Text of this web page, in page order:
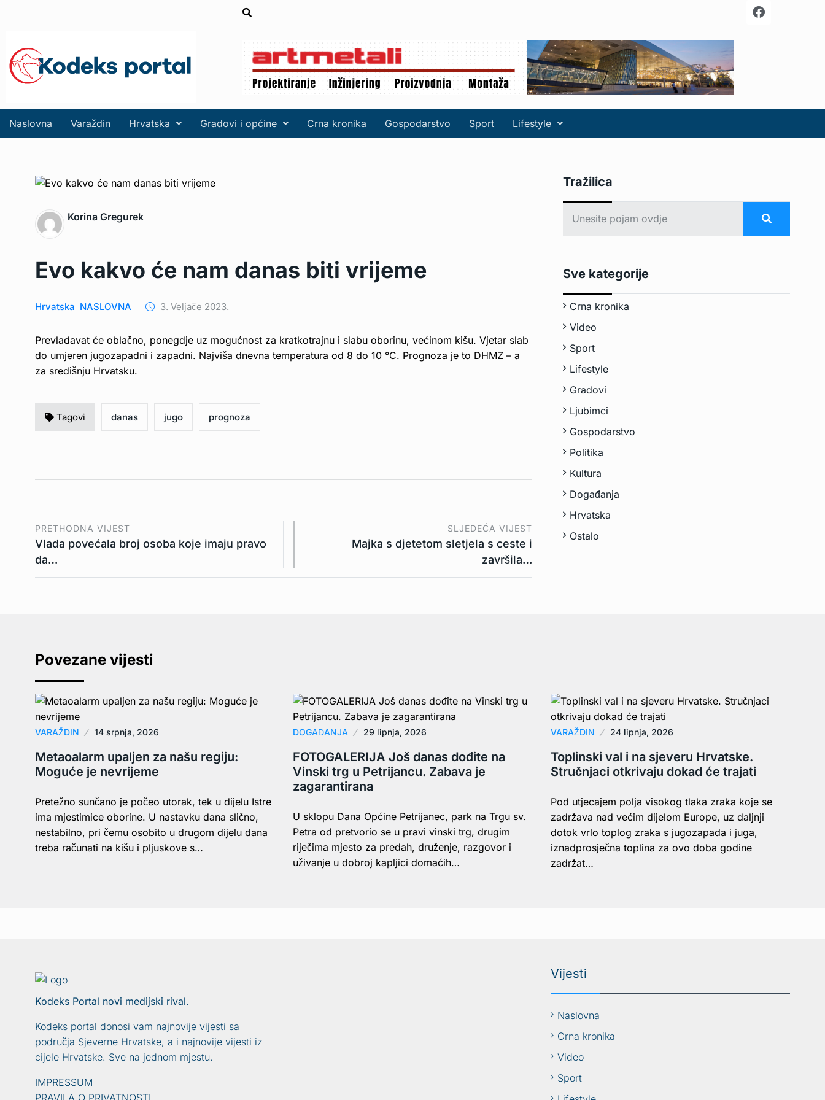
Naslovna Varaždin Hrvatska Gradovi i općine Crna kronika Gospodarstvo Sport Lifestyle
Korina Gregurek
Evo kakvo će nam danas biti vrijeme
Hrvatska NASLOVNA 3. Veljače 2023.
Prevladavat će oblačno, ponegdje uz mogućnost za kratkotrajnu i slabu oborinu, većinom kišu. Vjetar slab
do umjeren jugozapadni i zapadni. Najviša dnevna temperatura od 8 do 10 °C. Prognoza je to DHMZ – a
za središnju Hrvatsku.
Tagovi danas jugo prognoza
PRETHODNA VIJEST
Vlada povećala broj osoba koje imaju pravo
da…
SLJEDEĆA VIJEST
Majka s djetetom sletjela s ceste i
završila…
Tražilica
Sve kategorije
Crna kronika
Video
Sport
Lifestyle
Gradovi
Ljubimci
Gospodarstvo
Politika
Kultura
Događanja
Hrvatska
Ostalo
Povezane vijesti
VARAŽDIN 14 srpnja, 2026
Metaoalarm upaljen za našu regiju:
Moguće je nevrijeme
Pretežno sunčano je počeo utorak, tek u dijelu Istre
ima mjestimice oborine. U nastavku dana slično,
nestabilno, pri čemu osobito u drugom dijelu dana
treba računati na kišu i pljuskove s…
DOGAĐANJA 29 lipnja, 2026
FOTOGALERIJA Još danas dođite na
Vinski trg u Petrijancu. Zabava je
zagarantirana
U sklopu Dana Općine Petrijanec, park na Trgu sv.
Petra od pretvorio se u pravi vinski trg, drugim
riječima mjesto za predah, druženje, razgovor i
uživanje u dobroj kapljici domaćih…
VARAŽDIN 24 lipnja, 2026
Toplinski val i na sjeveru Hrvatske.
Stručnjaci otkrivaju dokad će trajati
Pod utjecajem polja visokog tlaka zraka koje se
zadržava nad većim dijelom Europe, uz daljnji
dotok vrlo toplog zraka s jugozapada i juga,
iznadprosječna toplina za ovo doba godine
zadržat…
Kodeks Portal novi medijski rival.
Kodeks portal donosi vam najnovije vijesti sa
područja Sjeverne Hrvatske, a i najnovije vijesti iz
cijele Hrvatske. Sve na jednom mjestu.
IMPRESSUM
PRAVILA O PRIVATNOSTI
Vijesti
Naslovna
Crna kronika
Video
Sport